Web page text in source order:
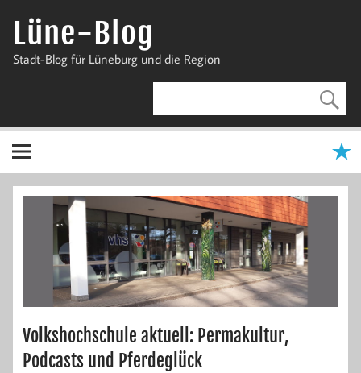
InhaltLüne-Blog
Stadt-Blog für Lüneburg und die Region
Volkshochschule aktuell: Permakultur,
Podcasts und Pferdeglück